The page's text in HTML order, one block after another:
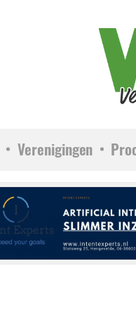
Verenigingen